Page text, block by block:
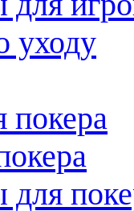
уходу
для